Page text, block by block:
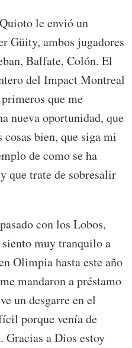
le envió un
Güity, ambos jugadores
Balfate, Colón. El
del Impact Montreal
que me
nueva oportunidad, que
cosas bien, que siga mi
de como se ha
que trate de sobresalir
con los Lobos,
muy tranquilo a
Olimpia hasta este año
mandaron a préstamo
un desgarre en el
porque venía de
a Dios estoy